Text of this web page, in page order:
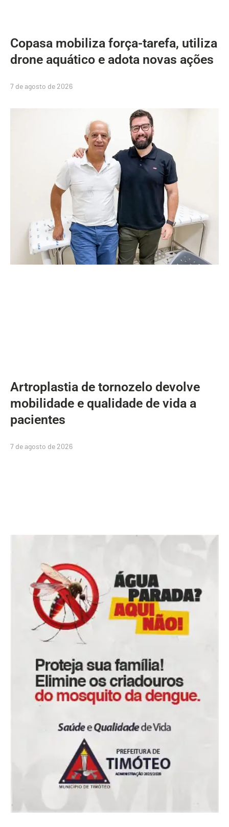
Copasa mobiliza força-tarefa, utiliza
drone aquático e adota novas ações
7 de agosto de 2026
Artroplastia de tornozelo devolve
mobilidade e qualidade de vida a
pacientes
7 de agosto de 2026